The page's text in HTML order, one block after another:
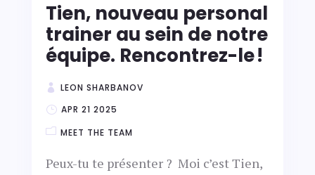
Tien, nouveau personal
trainer au sein de notre
équipe. Rencontrez-le !
LEON SHARBANOV
APR 21 2025
MEET THE TEAM
Peux-tu te présenter ? Moi c’est Tien,